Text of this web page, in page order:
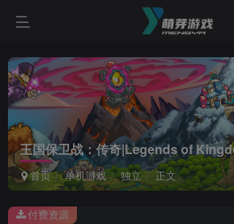
王国保卫战：传奇|Legends of
首页 单机游戏 独立 正文
付费资源